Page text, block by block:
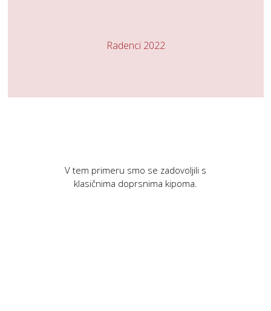
Radenci 2022
V tem primeru smo se zadovoljili s
klasičnima doprsnima kipoma.